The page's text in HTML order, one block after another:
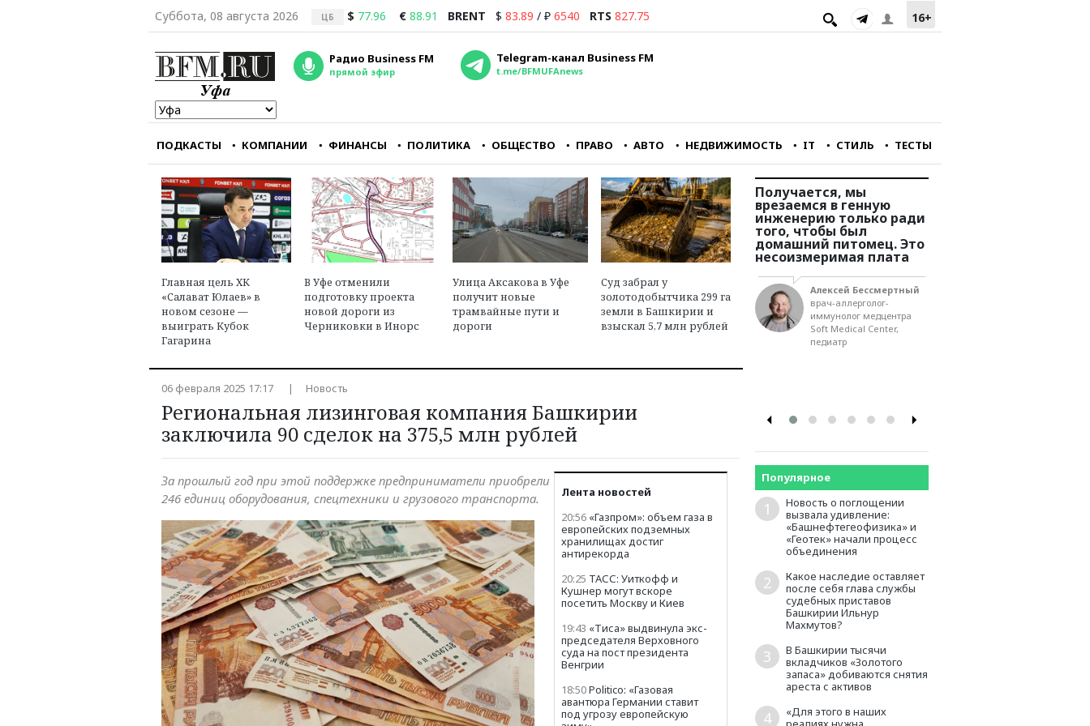
Суббота, 08 августа 2026 ЦБ $ 77.96 € 88.91 BRENT $ 83.89 / ₽ 6540 RTS 827.75 16+
Радио Business FM
прямой эфир
Telegram-канал Business FM
t.me/BFMUFAnews
ПОДКАСТЫ КОМПАНИИ ФИНАНСЫ ПОЛИТИКА ОБЩЕСТВО ПРАВО АВТО НЕДВИЖИМОСТЬ IT СТИЛЬ ТЕСТЫ
Главная цель ХК
«Салават Юлаев» в
новом сезоне —
выиграть Кубок
Гагарина
В Уфе отменили
подготовку проекта
новой дороги из
Черниковки в Инорс
Улица Аксакова в Уфе
получит новые
трамвайные пути и
дороги
Суд забрал у
золотодобытчика 299 га
земли в Башкирии и
взыскал 5,7 млн рублей
06 февраля 2025 17:17 Новость
Региональная лизинговая компания Башкирии
заключила 90 сделок на 375,5 млн рублей
Лента новостей
20:56 «Газпром»: объем газа в
европейских подземных
хранилищах достиг
антирекорда
20:25 ТАСС: Уиткофф и
Кушнер могут вскоре
посетить Москву и Киев
19:43 «Тиса» выдвинула экс-
председателя Верховного
суда на пост президента
Венгрии
18:50Politico: «Газовая
авантюра Германии ставит
под угрозу европейскую
За прошлый год при этой поддержке предприниматели приобрели
246 единиц оборудования, спецтехники и грузового транспорта.
Мы перестали снимать
фильмы, интересные
зарубежному зрителю
Александр Голубчиков
главный редактор
портала «Зумфильм»
Я думаю, что в
ближайшие дни
практически все страны
СНГ перестанут
принимать рубли из
России либо будут их
нибудь конской
комиссией
Георгий Бовт
Республиканцам крайне
важно заткнуть горло
главному
оппозиционному рупору
— CNN
Александр Трещев
юрист, эксперт в области
международного права
Получается, мы
врезаемся в генную
инженерию только ради
того, чтобы был
домашний питомец. Это
несоизмеримая плата
Алексей Бессмертный
врач-аллерголог-
иммунолог медцентра
Soft Medical Center,
педиатр
Популярное
1
Новость о поглощении
вызвала удивление:
«Башнефтегеофизика» и
«Геотек» начали процесс
объединения
2
Какое наследие оставляет
после себя глава службы
судебных приставов
Башкирии Ильнур
Махмутов?
3
В Башкирии тысячи
вкладчиков «Золотого
запаса» добиваются снятия
ареста с активов
4
«Для этого в наших